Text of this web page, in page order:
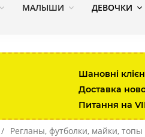
МАЛЫШИ ДЕВОЧКИ
Шановні
Доставка
Питання на
/ Регланы, футболки, майки, топы